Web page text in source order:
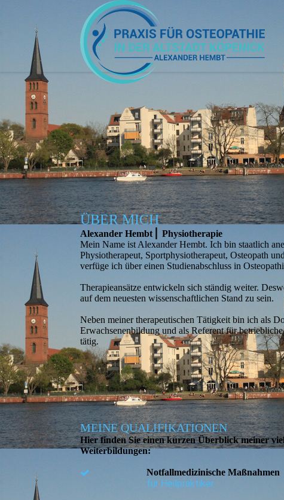
ÜBER MICH
Alexander Hembt ⎜ Physiotherapie
Mein Name ist Alexander Hembt. Ich bin staatlich
Physiotherapeut, Sportphysiotherapeut, Osteopath
verfüge ich über einen Studienabschluss in
Therapieansätze entwickeln sich ständig weiter.
auf dem neuesten wissenschaftlichen Stand zu sein.
Neben meiner therapeutischen Tätigkeit bin ich als
Erwachsenen­bildung und als Referent für
tätig.
MEINE QUALIFIKATIONEN
Hier finden Sie einen kurzen Über­blick meiner
Weiter­bildungen:
Notfallmedizinische Maßnahmen
für Heilpraktiker